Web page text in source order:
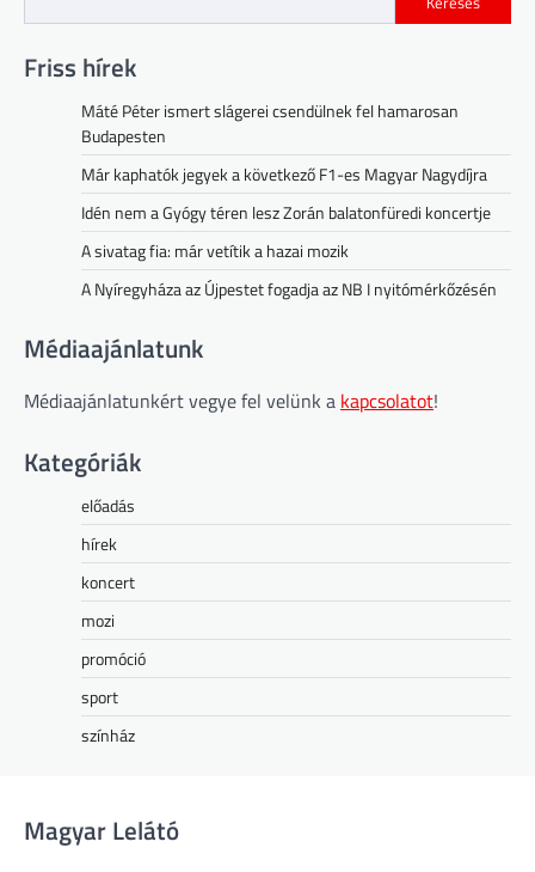
Friss hírek
Máté Péter ismert slágerei csendülnek fel hamarosan
Budapesten
Már kaphatók jegyek a következő F1-es Magyar Nagydíjra
Idén nem a Gyógy téren lesz Zorán balatonfüredi koncertje
A sivatag fia: már vetítik a hazai mozik
A Nyíregyháza az Újpestet fogadja az NB I nyitómérkőzésén
Médiaajánlatunk
Médiaajánlatunkért vegye fel velünk a kapcsolatot!
Kategóriák
előadás
hírek
koncert
mozi
promóció
sport
színház
Magyar Lelátó